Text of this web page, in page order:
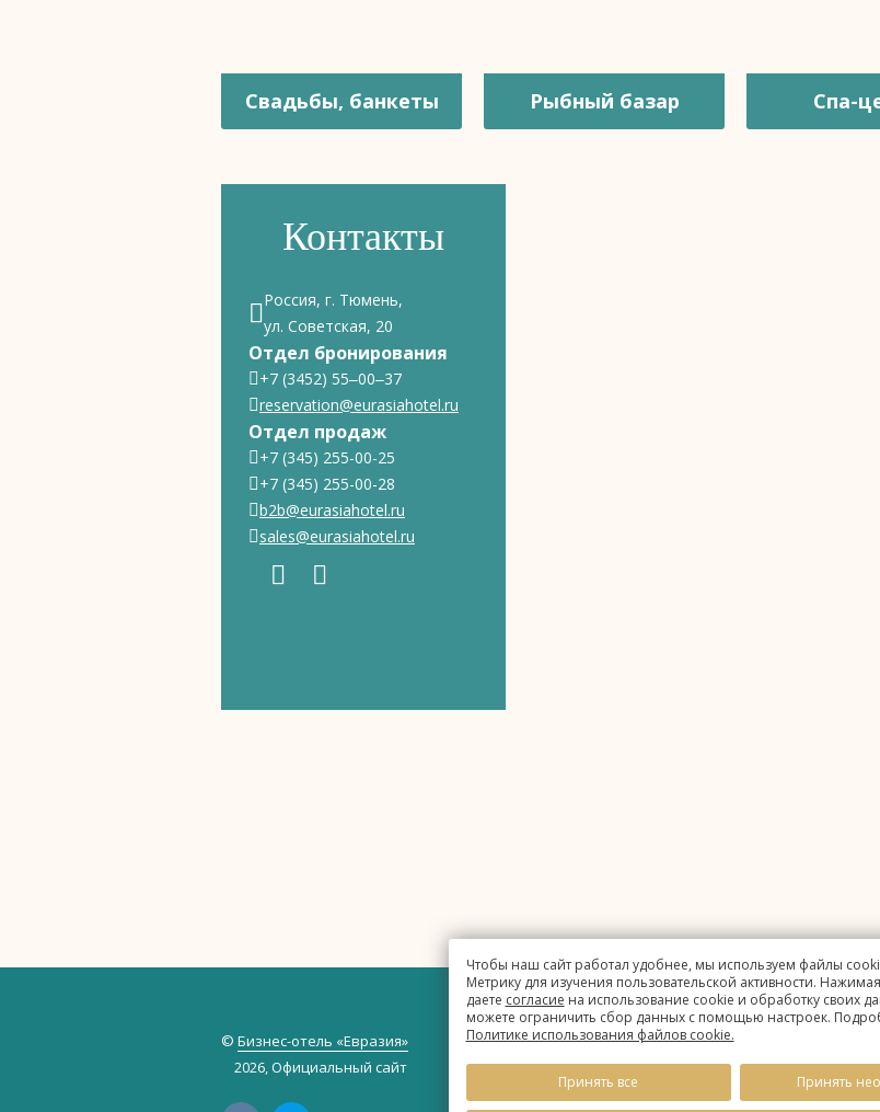
Чтобы наш сайт работал удобнее, мы используем файлы
Метрику для изучения пользовательской активности.
даете согласие на использование cookie и обработку своих
можете ограничить сбор данных с помощью настроек.
Политике использования файлов cookie.
Принять все Принять
Свадьбы, банкеты Рыбный базар Спа-
Контакты
Россия, г. Тюмень,
ул. Советская, 20
Отдел бронирования
+7 (3452) 55‒00‒37
reservation@eurasiahotel.ru
Отдел продаж
+7 (345) 255-00-25
+7 (345) 255-00-28
b2b@eurasiahotel.ru
sales@eurasiahotel.ru
© Бизнес-отель «Евразия»
2026, Официальный сайт